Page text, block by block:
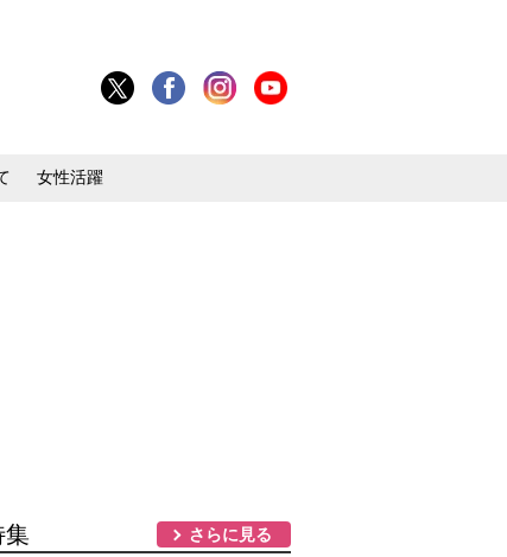
女性活躍
集 さらに見る